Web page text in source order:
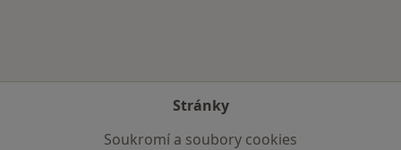
Stránky
Soukromí a soubory cookies